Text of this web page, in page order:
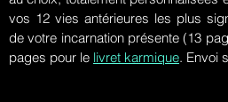
vos 12 vies antérieures les plus
de votre incarnation présente (13
pages pour le livret karmique. Envoi